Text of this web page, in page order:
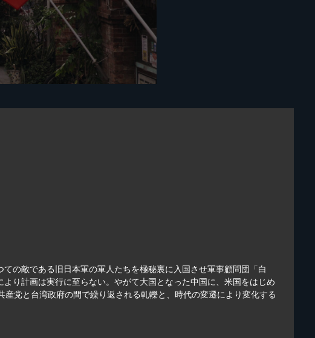
の敵である旧日本軍の軍人たちを極秘裏に入国させ軍事顧問団「白
り計画は実行に至らない。やがて大国となった中国に、米国をはじめ
党と台湾政府の間で繰り返される軋轢と、時代の変遷により変化する